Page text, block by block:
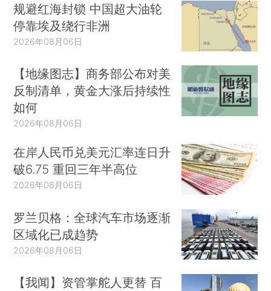
规避红海封锁 中国超大油轮
停靠埃及绕行非洲
2026年08月06日
【地缘图志】商务部公布对美
反制清单，黄金大涨后持续性
如何
2026年08月06日
在岸人民币兑美元汇率连日升
破6.75 重回三年半高位
2026年08月06日
罗兰贝格：全球汽车市场逐渐
区域化已成趋势
2026年08月06日
【我闻】资管掌舵人更替 百